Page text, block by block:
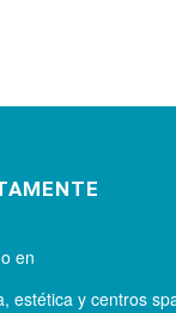
en
estética y centros